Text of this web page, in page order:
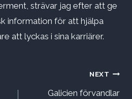
strävar jag efter att ge
information för att hjälpa
att lyckas i sina karriärer.
NEXT
Galicien förvandlar